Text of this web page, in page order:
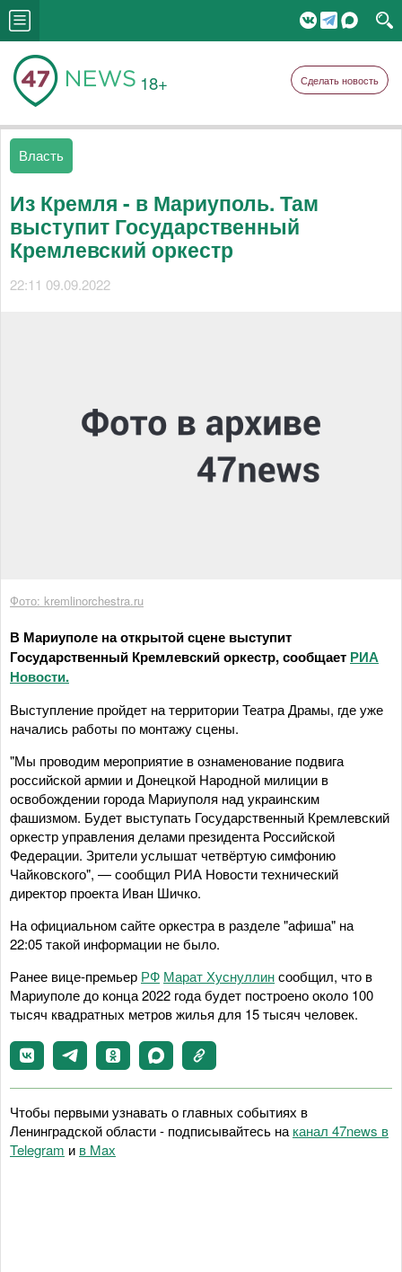
18+ Сделать новость
Власть
Из Кремля - в Мариуполь. Там
выступит Государственный
Кремлевский оркестр
22:11 09.09.2022
Фото: kremlinorchestra.ru
В Мариуполе на открытой сцене выступит
Государственный Кремлевский оркестр, сообщает РИА
Новости.
Выступление пройдет на территории Театра Драмы, где уже
начались работы по монтажу сцены.
"Мы проводим мероприятие в ознаменование подвига
российской армии и Донецкой Народной милиции в
освобождении города Мариуполя над украинским
фашизмом. Будет выступать Государственный Кремлевский
оркестр управления делами президента Российской
Федерации. Зрители услышат четвёртую симфонию
Чайковского", — сообщил РИА Новости технический
директор проекта Иван Шичко.
На официальном сайте оркестра в разделе "афиша" на
22:05 такой информации не было.
Ранее вице-премьер РФ Марат Хуснуллинсообщил, что в
Мариуполе до конца 2022 года будет построено около 100
тысяч квадратных метров жилья для 15 тысяч человек.
Чтобы первыми узнавать о главных событиях в
Ленинградской области - подписывайтесь на канал 47news в
Telegram и в Maх